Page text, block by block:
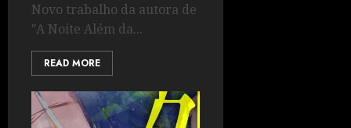
Novo trabalho da autora de
"A Noite Além da...
READ MORE